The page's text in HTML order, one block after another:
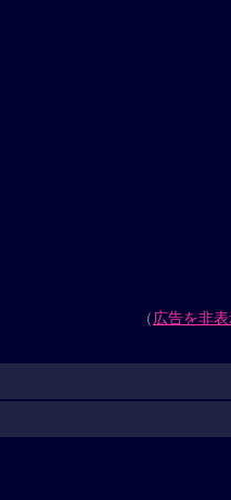
（広告を非